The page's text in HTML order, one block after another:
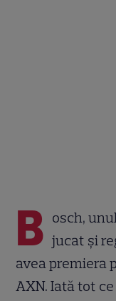
B osch,
jucat și
avea premiera
AXN. Iată tot